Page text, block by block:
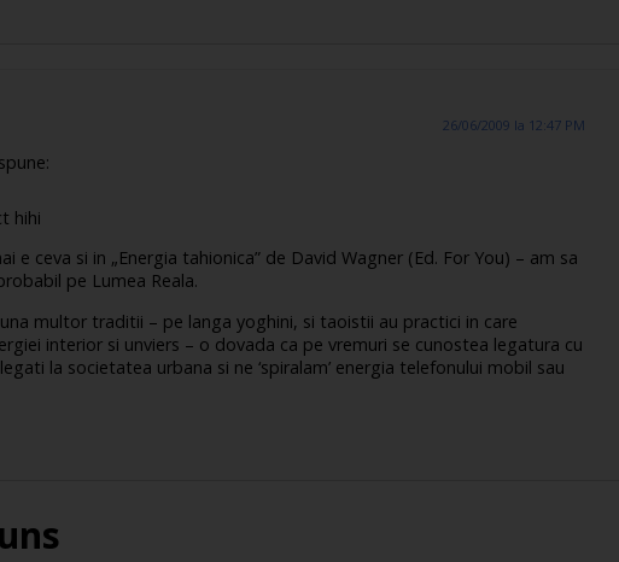
spune:
26/06/2009 la 12:47 PM
hihi
e ceva si in „Energia tahionica” de David Wagner (Ed. For You) – am sa
pe Lumea Reala.
multor traditii – pe langa yoghini, si taoistii au practici in care
interior si unviers – o dovada ca pe vremuri se cunostea legatura cu
la societatea urbana si ne ‘spiralam’ energia telefonului mobil sau